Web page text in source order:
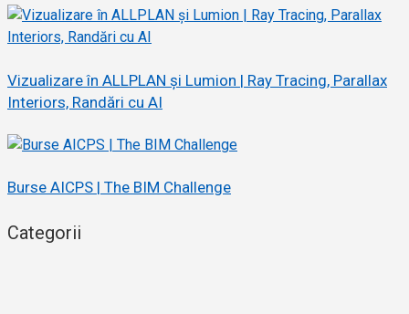
Vizualizare în ALLPLAN și Lumion | Ray Tracing, Parallax
Interiors, Randări cu AI
Burse AICPS | The BIM Challenge
Categorii